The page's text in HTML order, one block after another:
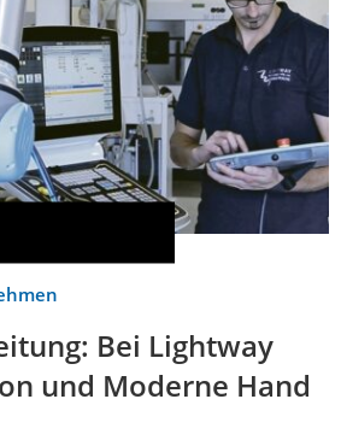
Bei Lightway
und Moderne Hand